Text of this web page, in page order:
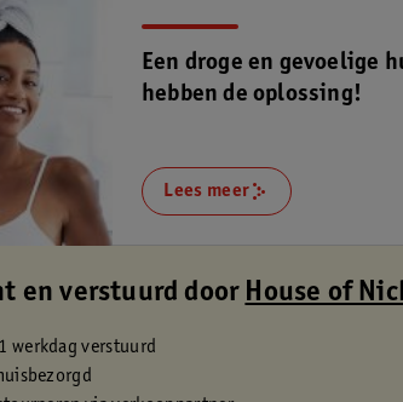
Een droge en gevoelige
hebben de oplossing!
Lees meer
en verstuurd door House of
werkdag verstuurd